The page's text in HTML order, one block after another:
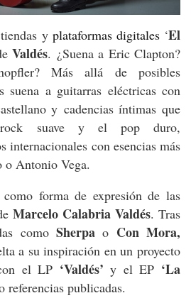
y plataformas digitales‘El
Valdés. ¿Suena a Eric Clapton?
Más allá de posibles
suena a guitarras eléctricas con
y cadencias íntimas que
suave y el pop duro,
internacionales con esencias más
o Antonio Vega.
forma de expresión de las
Marcelo Calabria Valdés. Tras
como Sherpao Con Mora,
a su inspiración en un proyecto
el LP ‘Valdés’ y el EP ‘La
referencias publicadas.